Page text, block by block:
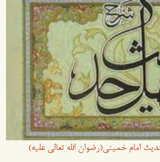
امام خمینی(رضوان الله تعالی علیه)